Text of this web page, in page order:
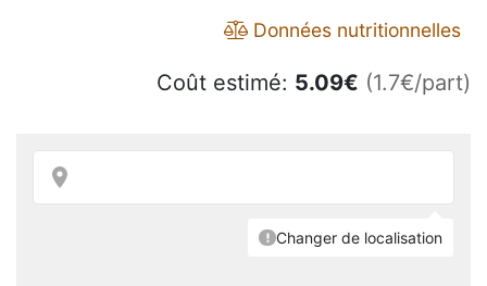
Données nutritionnelles
Coût estimé: 5.09€ (1.7€/part)